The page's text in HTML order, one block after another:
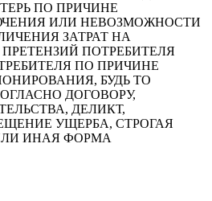
ПО ПРИЧИНЕ
ИЛИ НЕВОЗМОЖНОСТИ
ЗАТРАТ НА
ПОТРЕБИТЕЛЯ
ПО ПРИЧИНЕ
БУДЬ ТО
ДОГОВОРУ,
ДЕЛИКТ,
УЩЕРБА, СТРОГАЯ
ИНАЯ ФОРМА